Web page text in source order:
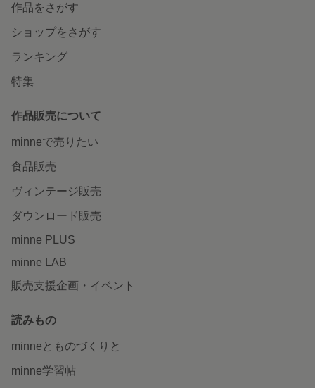
作品をさがす
ショップをさがす
ランキング
特集
作品販売について
minneで売りたい
食品販売
ヴィンテージ販売
ダウンロード販売
minne PLUS
minne LAB
販売支援企画・イベント
読みもの
minneとものづくりと
minne学習帖